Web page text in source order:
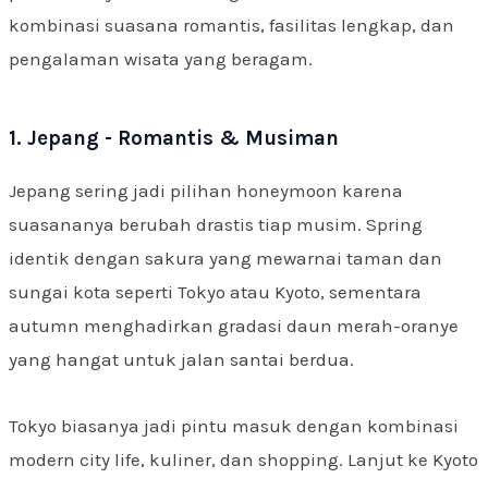
kombinasi suasana romantis, fasilitas lengkap, dan
pengalaman wisata yang beragam.
1. Jepang - Romantis & Musiman
Jepang sering jadi pilihan honeymoon karena
suasananya berubah drastis tiap musim. Spring
identik dengan sakura yang mewarnai taman dan
sungai kota seperti Tokyo atau Kyoto, sementara
autumn menghadirkan gradasi daun merah-oranye
yang hangat untuk jalan santai berdua.
Tokyo biasanya jadi pintu masuk dengan kombinasi
modern city life, kuliner, dan shopping. Lanjut ke Kyoto